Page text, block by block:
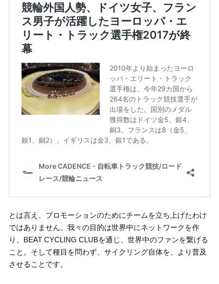
とは言え、プロモーションのためにチームを立ち上げたわけ
ではありません。我々の目的は世界中にネットワークを作
り、BEAT CYCLING CLUBを通じ、世界中のファンを繋げる
こと。そして種目を問わず、サイクリング自体を、より普及
させることです。